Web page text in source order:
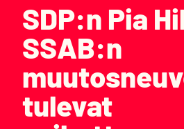
SDP:n Pia
SSAB:n
tulevat